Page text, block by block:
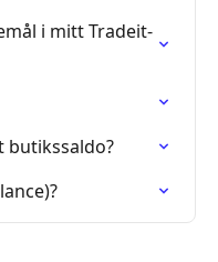
i mitt Tradeit-
butikssaldo?